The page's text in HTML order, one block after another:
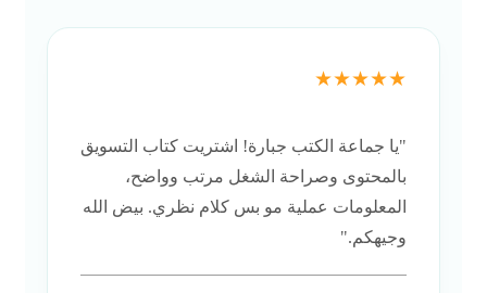
★★★★★
"يا جماعة الكتب جبارة! اشتريت كتاب التسويق
بالمحتوى وصراحة الشغل مرتب وواضح،
المعلومات عملية مو بس كلام نظري. بيض الله
وجيهكم."